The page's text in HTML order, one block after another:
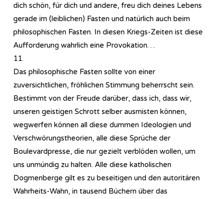
dich schön, für dich und andere, freu dich deines Lebens
gerade im (leiblichen) Fasten und natürlich auch beim
philosophischen Fasten. In diesen Kriegs-Zeiten ist diese
Aufforderung wahrlich eine Provokation…
11.
Das philosophische Fasten sollte von einer
zuversichtlichen, fröhlichen Stimmung beherrscht sein.
Bestimmt von der Freude darüber, dass ich, dass wir,
unseren geistigen Schrott selber ausmisten können,
wegwerfen können all diese dummen Ideologien und
Verschwörungstheorien, alle diese Sprüche der
Boulevardpresse, die nur gezielt verblöden wollen, um
uns unmündig zu halten. Alle diese katholischen
Dogmenberge gilt es zu beseitigen und den autoritären
Wahrheits-Wahn, in tausend Büchern über das